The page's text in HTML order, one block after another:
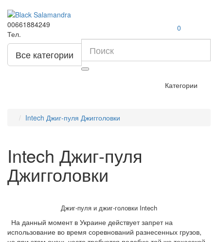
00661884249
Тел.
0
Все категории
Категории
Intech Джиг-пуля Джигголовки
Intech Джиг-пуля
Джигголовки
Джиг-пуля и джиг-головки Intech
На данный момент в Украине действует запрет на
использование во время соревнований разнесенных грузов,